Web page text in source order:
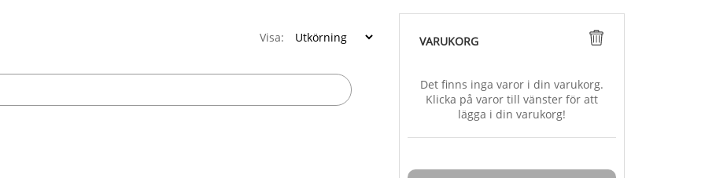
VARUKORG
Det finns inga varor i din varukorg.
Klicka på varor till vänster för att
lägga i din varukorg!
Visa: